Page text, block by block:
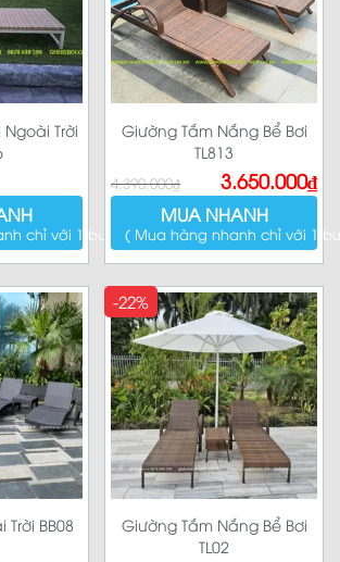
Trời
chỉ với 1 bước )
Giường Tắm Nắng Bể Bơi
TL813
4.390.000₫
Giá
gốc
là:
4.390.000₫.
3.650.000₫
Giá
hiện
tại
3.650.000₫.
MUA NHANH
( Mua hàng nhanh chỉ với 1
BB08
-22%
Giường Tắm Nắng Bể Bơi
TL02